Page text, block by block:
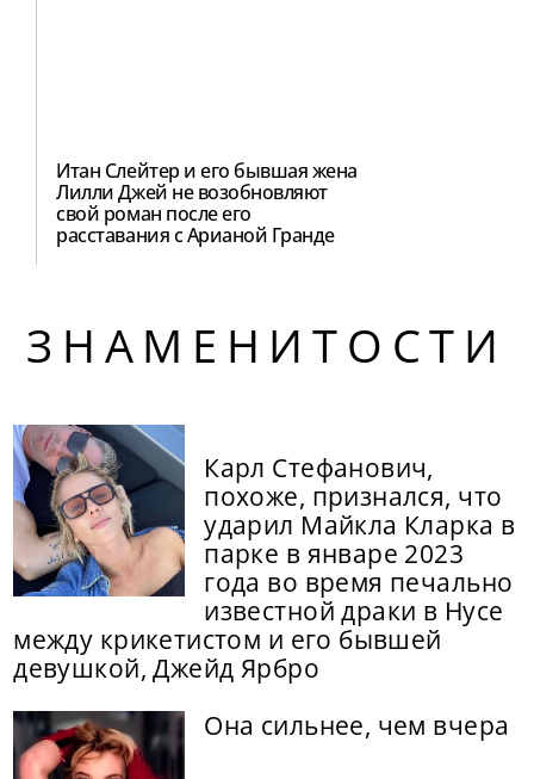
Итан Слейтер и его бывшая жена
Лилли Джей не возобновляют
свой роман после его
расставания с Арианой Гранде
ЗНАМЕНИТОСТИ
Карл Стефанович,
похоже, признался, что
ударил Майкла Кларка в
парке в январе 2023
года во время печально
известной драки в Нусе
между крикетистом и его бывшей
девушкой, Джейд Ярбро
Она сильнее, чем вчера